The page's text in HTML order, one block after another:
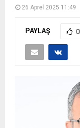
26 Aprel 2025 11:49
PAYLAŞ 0